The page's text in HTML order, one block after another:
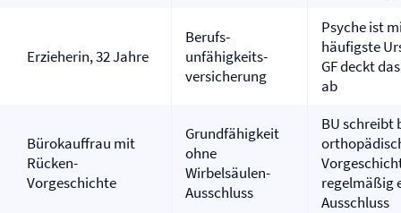
Erzieherin, 32 Jahre
Berufs­
unfähigkeits­
versicherung
Psyche ist
häufigste
GF deckt
ab
Bürokauffrau mit
Rücken-
Vorgeschichte
Grundfähigkeit
ohne
Wirbelsäulen-
Ausschluss
BU schreibt
regelmäßig
Ausschluss